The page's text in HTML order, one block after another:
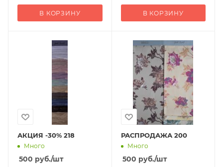
В КОРЗИНУ В КОРЗИНУ
АКЦИЯ -30% 218
Много
500 руб./шт
РАСПРОДАЖА 200
Много
500 руб./шт